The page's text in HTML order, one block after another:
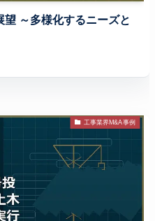
～多様化するニーズと
工事業界M&A事例